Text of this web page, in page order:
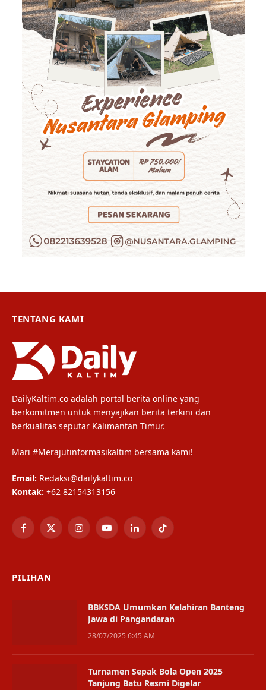
TENTANG KAMI
DailyKaltim.co adalah portal berita online yang
berkomitmen untuk menyajikan berita terkini dan
berkualitas seputar Kalimantan Timur.
Mari #Merajutinformasikaltim bersama kami!
Email: Redaksi@dailykaltim.co
Kontak: +62 82154313156
Facebook
X
InstagramYouTubeLinkedInTikTok
PILIHAN
BBKSDA Umumkan Kelahiran Banteng
Jawa di Pangandaran
28/07/2025 6:45 AM
Turnamen Sepak Bola Open 2025
Tanjung Batu Resmi Digelar